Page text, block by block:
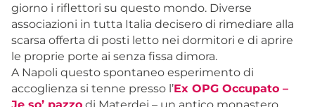
giorno i riflettori su questo mondo. Diverse
associazioni in tutta Italia decisero di rimediare alla
scarsa offerta di posti letto nei dormitori e di aprire
le proprie porte ai senza fissa dimora.
A Napoli questo spontaneo esperimento di
accoglienza si tenne presso l’Ex OPG Occupato –